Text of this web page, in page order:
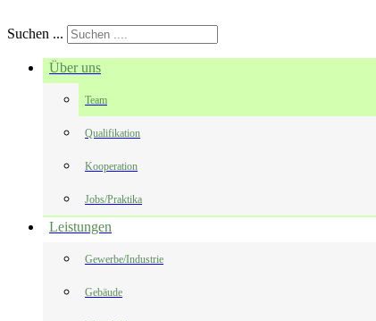
Suchen ...
Über uns
Team
Qualifikation
Kooperation
Jobs/Praktika
Leistungen
Gewerbe/Industrie
Gebäude